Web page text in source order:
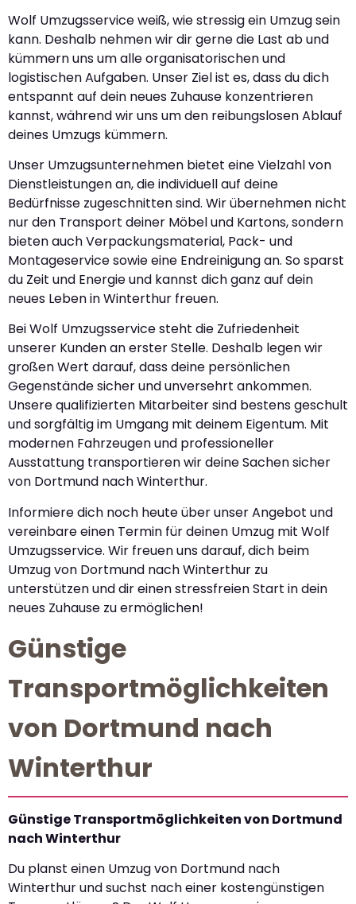
Wolf Umzugsservice weiß, wie stressig ein Umzug sein
kann. Deshalb nehmen wir dir gerne die Last ab und
kümmern uns um alle organisatorischen und
logistischen Aufgaben. Unser Ziel ist es, dass du dich
entspannt auf dein neues Zuhause konzentrieren
kannst, während wir uns um den reibungslosen Ablauf
deines Umzugs kümmern.
Unser Umzugsunternehmen bietet eine Vielzahl von
Dienstleistungen an, die individuell auf deine
Bedürfnisse zugeschnitten sind. Wir übernehmen nicht
nur den Transport deiner Möbel und Kartons, sondern
bieten auch Verpackungsmaterial, Pack- und
Montageservice sowie eine Endreinigung an. So sparst
du Zeit und Energie und kannst dich ganz auf dein
neues Leben in Winterthur freuen.
Bei Wolf Umzugsservice steht die Zufriedenheit
unserer Kunden an erster Stelle. Deshalb legen wir
großen Wert darauf, dass deine persönlichen
Gegenstände sicher und unversehrt ankommen.
Unsere qualifizierten Mitarbeiter sind bestens geschult
und sorgfältig im Umgang mit deinem Eigentum. Mit
modernen Fahrzeugen und professioneller
Ausstattung transportieren wir deine Sachen sicher
von Dortmund nach Winterthur.
Informiere dich noch heute über unser Angebot und
vereinbare einen Termin für deinen Umzug mit Wolf
Umzugsservice. Wir freuen uns darauf, dich beim
Umzug von Dortmund nach Winterthur zu
unterstützen und dir einen stressfreien Start in dein
neues Zuhause zu ermöglichen!
Günstige
Transportmöglichkeiten
von Dortmund nach
Winterthur
Günstige Transportmöglichkeiten von Dortmund
nach Winterthur
Du planst einen Umzug von Dortmund nach
Winterthur und suchst nach einer kostengünstigen